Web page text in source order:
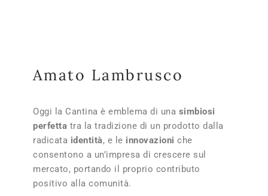
Amato Lambrusco
Oggi la Cantina è emblema di una simbiosi
perfetta tra la tradizione di un prodotto dalla
radicata identità, e le innovazioni che
consentono a un’impresa di crescere sul
mercato, portando il proprio contributo
positivo alla comunità.